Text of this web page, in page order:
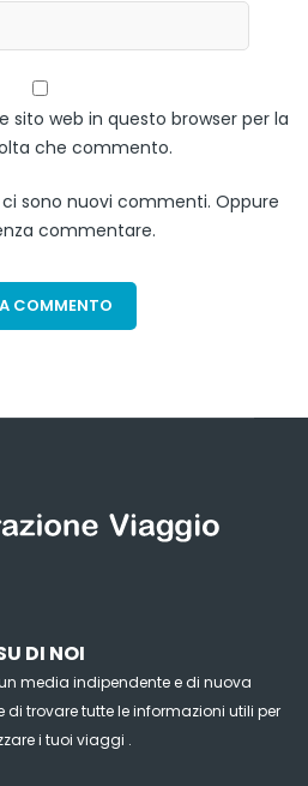
sito web in questo browser per la
che commento.
ci sono nuovi commenti. Oppure
commentare.
DI NOI
media indipendente e di nuova
di trovare tutte le informazioni utili per
i tuoi viaggi .